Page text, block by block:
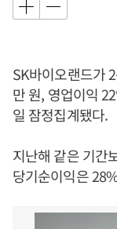
SK바이오랜드가
만 원, 영업이익
일 잠정집계됐다.
지난해 같은 기간
당기순이익은